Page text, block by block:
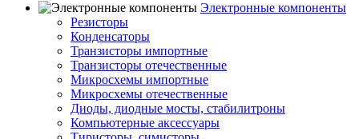
Электронные компоненты
Резисторы
Конденсаторы
Транзисторы импортные
Транзисторы отечественные
Микросхемы импортные
Микросхемы отечественные
Диоды, диодные мосты, стабилитроны
Компьютерные аксессуары